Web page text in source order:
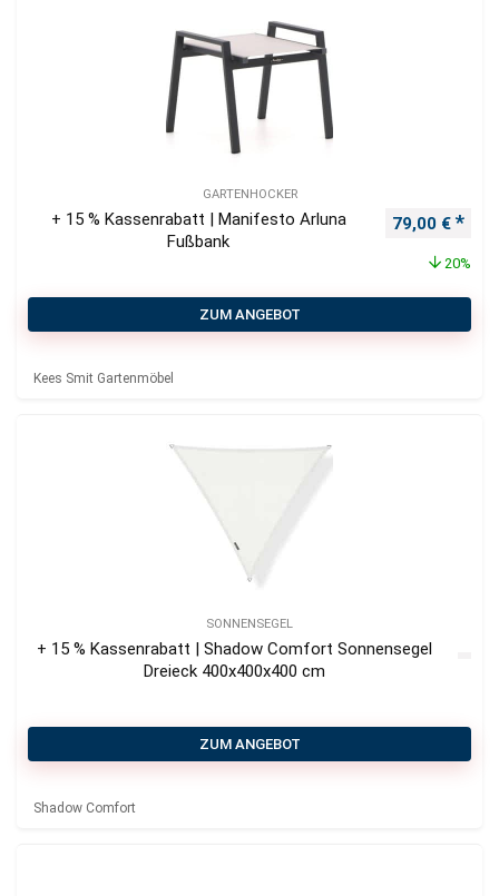
GARTENHOCKER
+ 15 % Kassenrabatt | Manifesto Arluna
Fußbank
79,00 €
20%
ZUM ANGEBOT
Kees Smit Gartenmöbel
SONNENSEGEL
+ 15 % Kassenrabatt | Shadow Comfort Sonnensegel
Dreieck 400x400x400 cm
ZUM ANGEBOT
Shadow Comfort